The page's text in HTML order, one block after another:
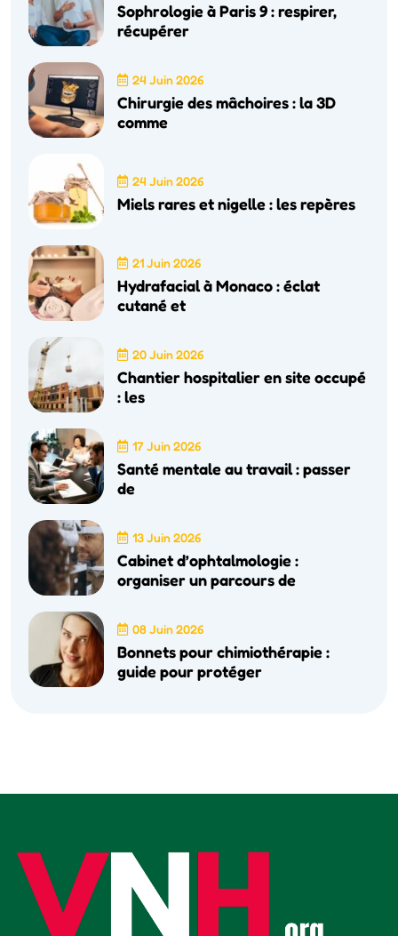
Sophrologie à Paris 9 : respirer,
récupérer
24 Juin 2026
Chirurgie des mâchoires : la 3D
comme
24 Juin 2026
Miels rares et nigelle : les repères
21 Juin 2026
Hydrafacial à Monaco : éclat
cutané et
20 Juin 2026
Chantier hospitalier en site occupé
: les
17 Juin 2026
Santé mentale au travail : passer
de
13 Juin 2026
Cabinet d’ophtalmologie :
organiser un parcours de
08 Juin 2026
Bonnets pour chimiothérapie :
guide pour protéger